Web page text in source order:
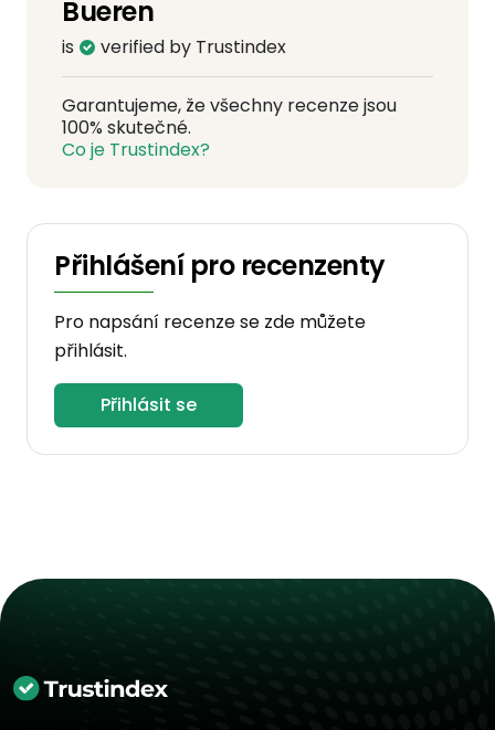
Bueren
is verified by Trustindex
Garantujeme, že všechny recenze jsou
100% skutečné.
Co je Trustindex?
Přihlášení pro recenzenty
Pro napsání recenze se zde můžete
přihlásit.
Přihlásit se